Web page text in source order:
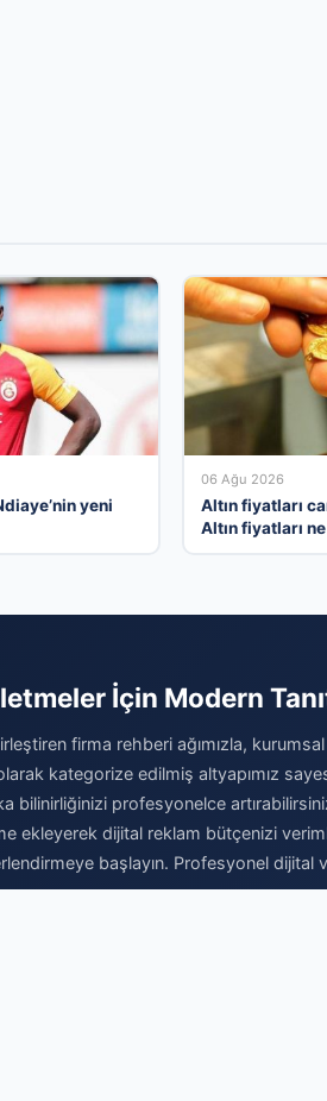
yeni
06 Ağu 2026
Altın fiyatları
Altın fiyatları
İçin Modern
firma rehberi ağımızla,
olarak kategorize edilmiş altyapımız
bilinirliğinizi profesyonelce
ekleyerek dijital reklam bütçenizi
başlayın. Profesyonel dijital